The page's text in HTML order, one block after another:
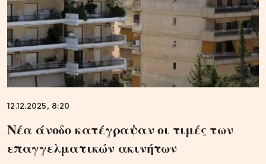
12.12.2025, 8:20
Νέα άνοδο κατέγραψαν οι τιμές των
επαγγελματικών ακινήτων